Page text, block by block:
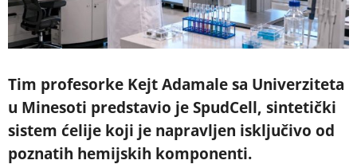
Tim profesorke Kejt Adamale sa Univerziteta
u Minesoti predstavio je SpudCell, sintetički
sistem ćelije koji je napravljen isključivo od
poznatih hemijskih komponenti.